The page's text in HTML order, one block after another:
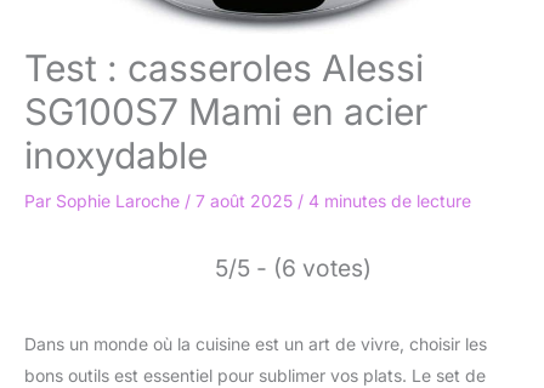
Test : casseroles Alessi
SG100S7 Mami en acier
inoxydable
Par Sophie Laroche / 7 août 2025 / 4 minutes de lecture
5/5 - (6 votes)
Dans un monde où la cuisine est un art de vivre, choisir les
bons outils est essentiel pour sublimer vos plats. Le set de